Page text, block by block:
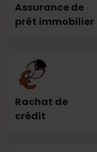
Assurance de
prêt immobilier
Rachat de
crédit